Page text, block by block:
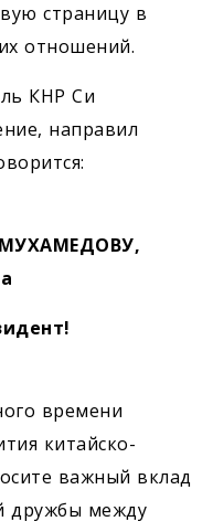
страницу в
отношений.
КНР Си
направил
времени
китайско-
важный вклад
дружбы между